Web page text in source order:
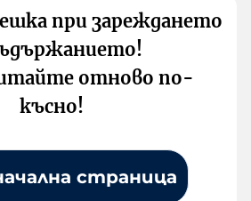
при зареждането
отново по-
късно!
страница